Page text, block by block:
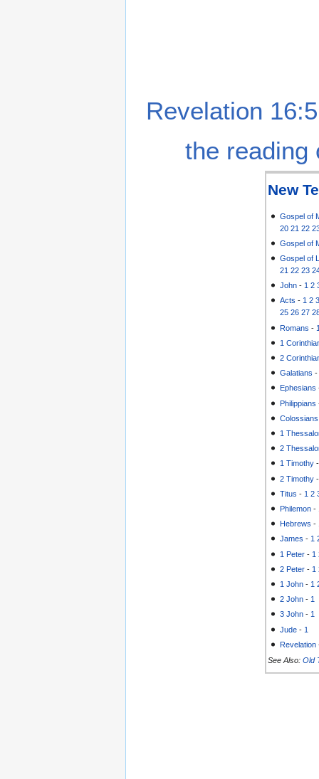
Revelation
the reading
New
Gospel of
20 21 22
Gospel of
Gospel of
21 22 23
John - 1 2
Acts - 1 2
25 26 27
Romans -
1
2
Galatians
Ephesians
Philippians
Colossians
1
2
1 Timothy
2 Timothy
Titus - 1 2
Philemon -
Hebrews -
James -1
1 Peter - 1
2 Peter - 1
1 John - 1
2 John - 1
3 John -1
Jude - 1
Revelation
See Also: Old